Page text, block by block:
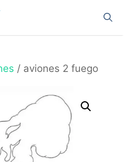
/ aviones 2 fuego